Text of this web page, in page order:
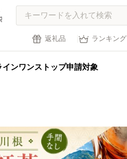
返礼品 ランキング
インワンストップ申請対象